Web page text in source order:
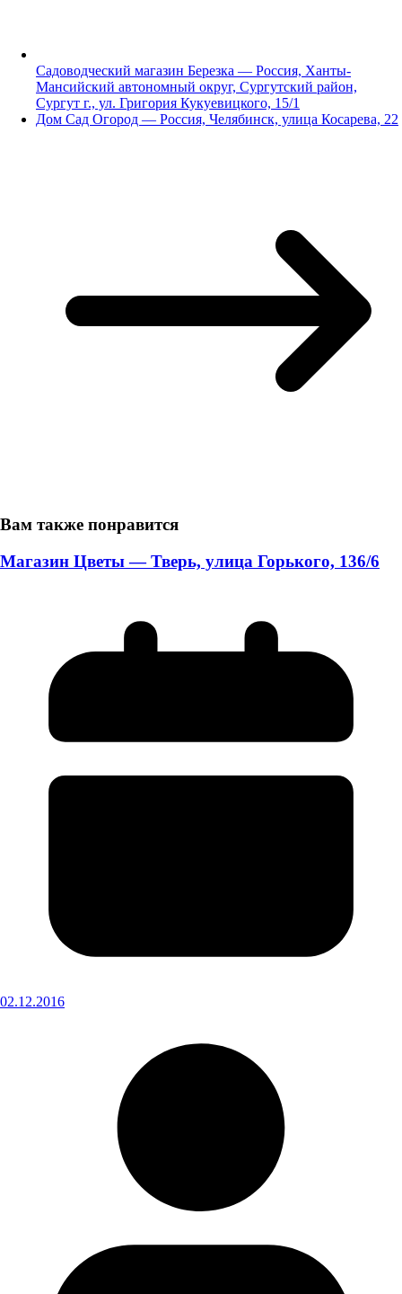
Садоводческий магазин Березка — Россия, Ханты-
Мансийский автономный округ, Сургутский район,
Сургут г., ул. Григория Кукуевицкого, 15/1
Дом Сад Огород — Россия, Челябинск, улица Косарева, 22
Вам также понравится
Магазин Цветы — Тверь, улица Горького, 136/6
02.12.2016